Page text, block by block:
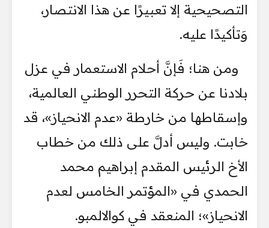
التصحيحية إلا تعبيرًا عن هذا الانتصار،
وَتأكيدًا عليه.
ومن هنا؛ فَإنَّ أحلام الاستعمار في عزل
بلادنا عن حركة التحرر الوطني العالمية،
وإسقاطها من خارطة «عدم الانحياز»، قد
خابت. وليس أدلَّ على ذلك من خطاب
الأخ الرئيس المقدم إبراهيم محمد
الحمدي في «المؤتمر الخامس لعدم
الانحياز»؛ المنعقد في كوالالمبو.